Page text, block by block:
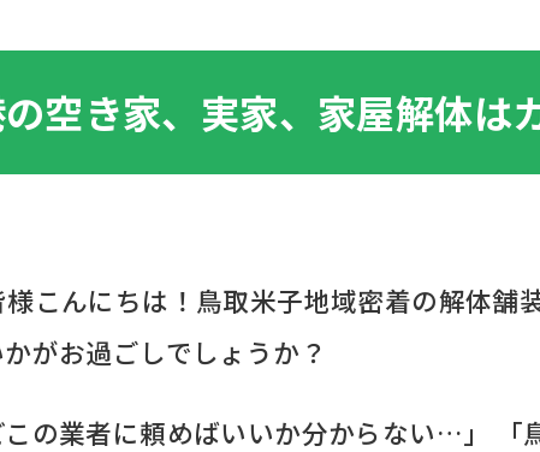
空き家、実家、家屋解体は
こんにちは！鳥取米子地域密着の解体舗
がお過ごしでしょうか？
この業者に頼めばいいか分からない…」 「